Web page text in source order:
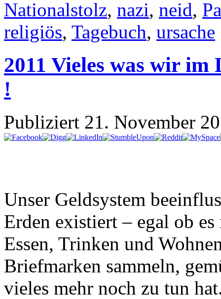
Nationalstolz, nazi, neid,
religiös, Tagebuch, ursache
2011 Vieles was wir
!
Publiziert 21. November
Unser Geldsystem
Erden existiert – egal ob
Essen, Trinken und
Briefmarken sammeln,
vieles mehr noch zu tun